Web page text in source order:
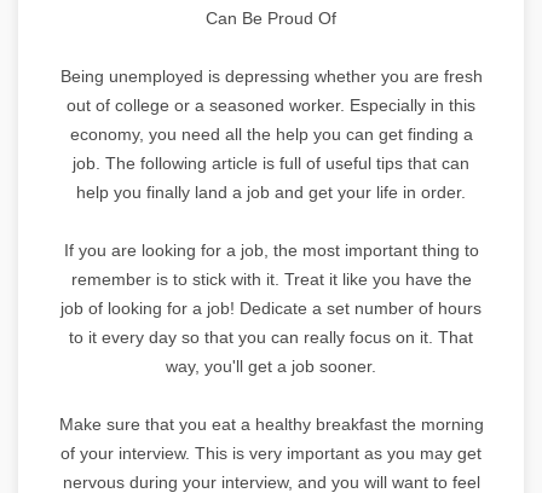
Can Be Proud Of
Being unemployed is depressing whether you are fresh
out of college or a seasoned worker. Especially in this
economy, you need all the help you can get finding a
job. The following article is full of useful tips that can
help you finally land a job and get your life in order.
If you are looking for a job, the most important thing to
remember is to stick with it. Treat it like you have the
job of looking for a job! Dedicate a set number of hours
to it every day so that you can really focus on it. That
way, you'll get a job sooner.
Make sure that you eat a healthy breakfast the morning
of your interview. This is very important as you may get
nervous during your interview, and you will want to feel